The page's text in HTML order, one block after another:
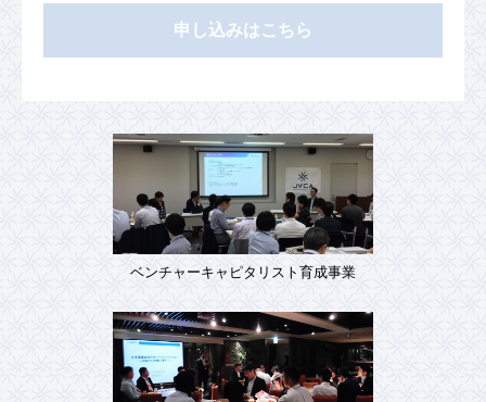
申し込みはこちら
ベンチャーキャピタリスト育成事業